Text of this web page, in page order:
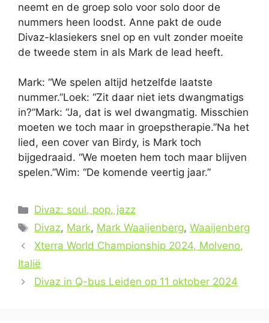
neemt en de groep solo voor solo door de
nummers heen loodst. Anne pakt de oude
Divaz-klasiekers snel op en vult zonder moeite
de tweede stem in als Mark de lead heeft.
Mark: “We spelen altijd hetzelfde laatste
nummer.”Loek: “Zit daar niet iets dwangmatigs
in?”Mark: “Ja, dat is wel dwangmatig. Misschien
moeten we toch maar in groepstherapie.”Na het
lied, een cover van Birdy, is Mark toch
bijgedraaid. “We moeten hem toch maar blijven
spelen.”Wim: “De komende veertig jaar.”
Categorieën
Divaz: soul, pop, jazz
Tags
Divaz, Mark, Mark Waaijenberg,Waaijenberg
Xterra World Championship 2024, Molveno,
Italië
Divaz in Q-bus Leiden op 11 oktober 2024